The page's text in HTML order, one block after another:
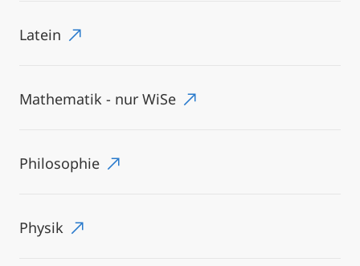
Latein
Mathematik - nur WiSe
Philosophie
Physik